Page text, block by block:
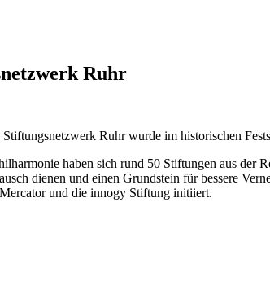
Ruhr
Ruhr wurde im historischen
haben sich rund 50 Stiftungen aus
dienen und einen Grundstein für bessere
und die innogy Stiftung initiiert.